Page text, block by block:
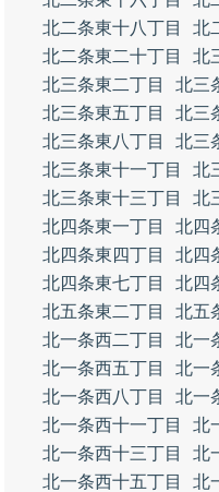
北二条東十八丁目
北
北二条東二十丁目
北
北三条東二丁目
北三
北三条東五丁目
北三
北三条東八丁目
北三
北三条東十一丁目
北
北三条東十三丁目
北
北四条東一丁目
北四
北四条東四丁目
北四
北四条東七丁目
北四
北五条東二丁目
北五
北一条西二丁目
北一
北一条西五丁目
北一
北一条西八丁目
北一
北一条西十一丁目
北
北一条西十三丁目
北
北一条西十五丁目
北